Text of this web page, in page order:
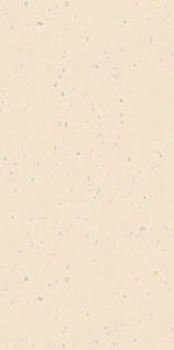
filter
святого
filter
filter
малыша
filter
filter